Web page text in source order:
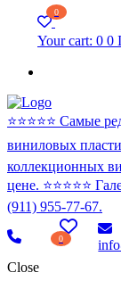
0
Your cart: 0 0
⭐️⭐️⭐️⭐️⭐️ Самые
виниловых
коллекционных
цене. ⭐️⭐️⭐️⭐️⭐️
(911) 955-77-67.
0
Close